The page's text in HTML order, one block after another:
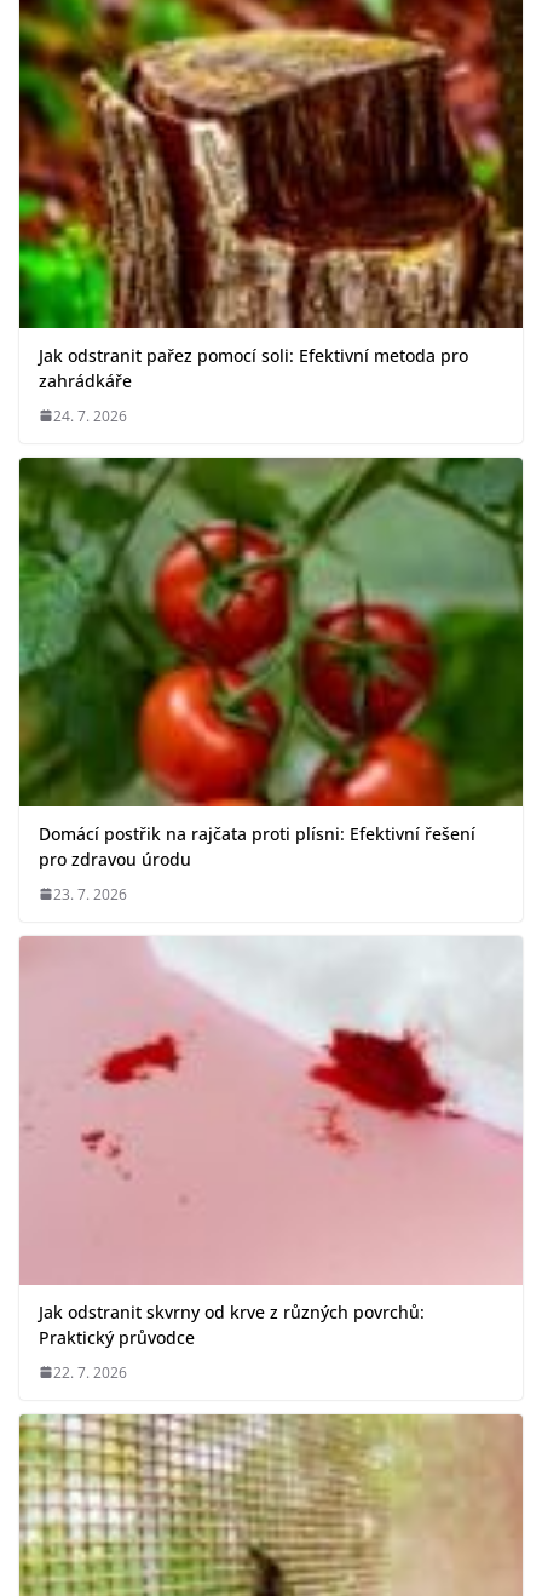
Jak odstranit pařez pomocí soli: Efektivní metoda pro
zahrádkáře
24. 7. 2026
Domácí postřik na rajčata proti plísni: Efektivní řešení
pro zdravou úrodu
23. 7. 2026
Jak odstranit skvrny od krve z různých povrchů:
Praktický průvodce
22. 7. 2026